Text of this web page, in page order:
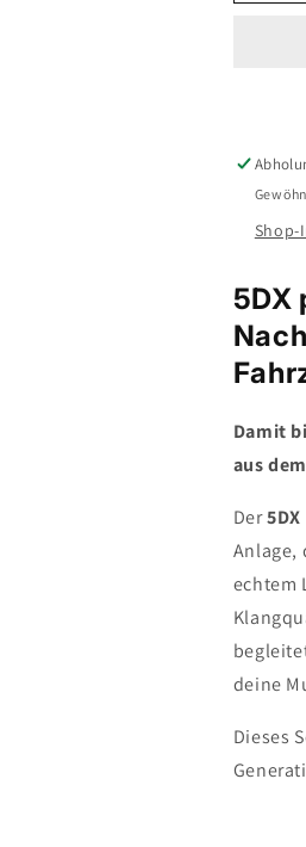
für
X-
Shop-
5DX
Damit
aus
Der
Anlage,
echtem
deine
Dieses